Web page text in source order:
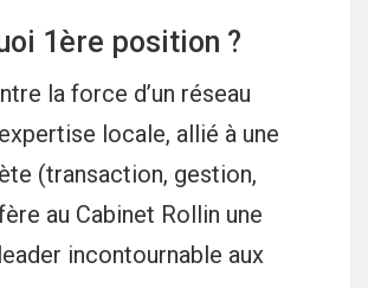
1ère position ?
la force d’un réseau
locale, allié à une
(transaction, gestion,
au Cabinet Rollin une
incontournable aux